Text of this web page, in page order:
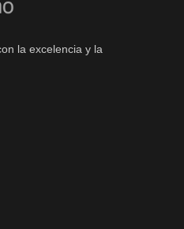
la excelencia y la